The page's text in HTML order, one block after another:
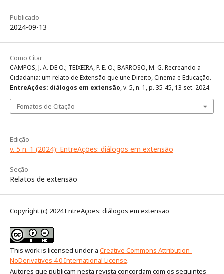
Publicado
2024-09-13
Como Citar
CAMPOS, J. A. DE O.; TEIXEIRA, P. E. O.; BARROSO, M. G. Recreando a
Cidadania: um relato de Extensão que une Direito, Cinema e Educação.
EntreAções: diálogos em extensão, v. 5, n. 1, p. 35-45, 13 set. 2024.
Fomatos de Citação
Edição
v. 5 n. 1 (2024): EntreAções: diálogos em extensão
Seção
Relatos de extensão
Copyright (c) 2024 EntreAções: diálogos em extensão
This work is licensed under a Creative Commons Attribution-
NoDerivatives 4.0 International License.
Autores que publicam nesta revista concordam com os seguintes